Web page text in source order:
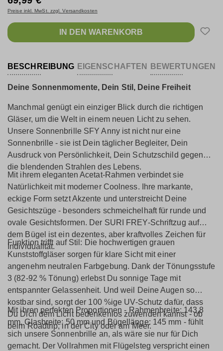
BESCHREIBUNG EIGENSCHAFTEN BEWERTUNGEN
Deine Sonnenmomente, Dein Stil, Deine Freiheit
Manchmal genügt ein einziger Blick durch die richtigen
Gläser, um die Welt in einem neuen Licht zu sehen.
Unsere Sonnenbrille SFY Anny ist nicht nur eine
Sonnenbrille - sie ist Dein täglicher Begleiter, Dein
Ausdruck von Persönlichkeit, Dein Schutzschild gegen
die blendenden Strahlen des Lebens.
Mit ihrem eleganten Acetat-Rahmen verbindet sie
Natürlichkeit mit moderner Coolness. Ihre markante,
eckige Form setzt Akzente und unterstreicht Deine
Gesichtszüge - besonders schmeichelhaft für runde und
ovale Gesichtsformen. Der SURI FREY-Schriftzug auf
dem Bügel ist ein dezentes, aber kraftvolles Zeichen für
Individualität.
Funktion trifft auf Stil: Die hochwertigen grauen
Kunststoffgläser sorgen für klare Sicht mit einer
angenehm neutralen Farbgebung. Dank der Tönungsstufe
3 (82-92 % Tönung) erlebst Du sonnige Tage mit
entspannter Gelassenheit. Und weil Deine Augen so
kostbar sind, sorgt der 100 %ige UV-Schutz dafür, dass
Du Dich dem Licht bedenkenlos zuwenden kannst - ob
beim Roadtrip, in der City oder am Meer.
Mit ihren perfekten Proportionen - Rahmenbreite: 143,8
mm, Glasbreite: 50 mm und Bügellänge: 145 mm - fühlt
sich unsere Sonnenbrille an, als wäre sie nur für Dich
gemacht. Der Vollrahmen mit Flügelsteg verspricht einen
Preise inkl. MwSt. zzgl. Versandkosten
IN DEN WARENKORB